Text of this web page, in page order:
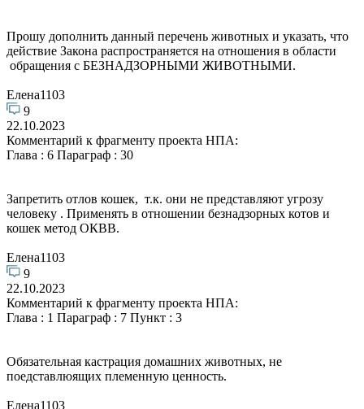
Прошу дополнить данный перечень животных и указать, что
действие Закона распространяется на отношения в области
обращения с БЕЗНАДЗОРНЫМИ ЖИВОТНЫМИ.
Елена1103
9
22.10.2023
Комментарий к фрагменту проекта НПА:
Глава : 6 Параграф : 30
Запретить отлов кошек, т.к. они не представляют угрозу
человеку . Применять в отношении безнадзорных котов и
кошек метод ОКВВ.
Елена1103
9
22.10.2023
Комментарий к фрагменту проекта НПА:
Глава : 1 Параграф : 7 Пункт : 3
Обязательная кастрация домашних животных, не
поедставлюящих племенную ценность.
Елена1103